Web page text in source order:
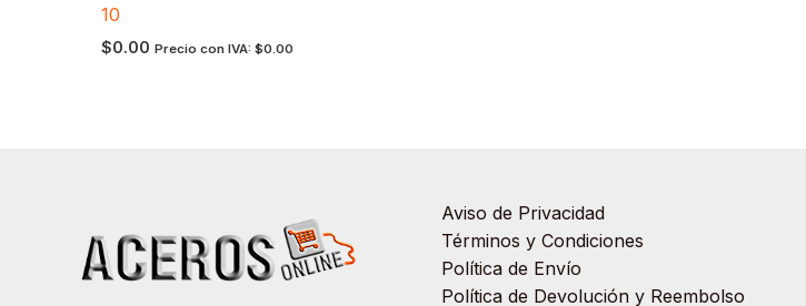
10
$0.00 Precio con IVA:$0.00
Aviso de Privacidad
Términos y Condiciones
Política de Envío
Política de Devolución y Reembolso